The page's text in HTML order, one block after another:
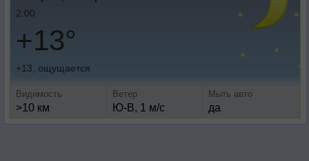
2:00
+13°
+13, ощущается
Видимость
>10 км
Ветер
Ю-В, 1 м/с
Мыть авто
да